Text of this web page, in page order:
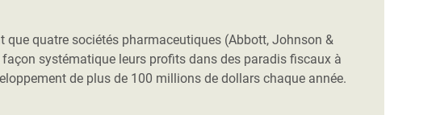
que quatre sociétés pharmaceutiques (Abbott, Johnson &
systématique leurs profits dans des paradis fiscaux à
de plus de 100 millions de dollars chaque année.